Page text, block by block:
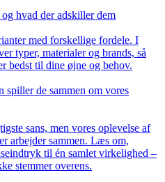
hvad der adskiller dem
med forskellige fordele. I
typer, materialer og brands, så
bedst til dine øjne og behov.
spiller de sammen om vores
sans, men vores oplevelse af
arbejder sammen. Læs om,
til én samlet virkelighed –
stemmer overens.